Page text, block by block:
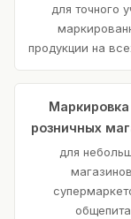
для точного
продукции на
розничных
для
общепита